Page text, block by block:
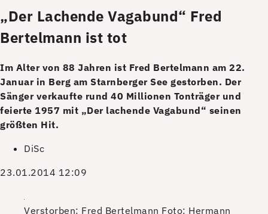
„Der Lachende Vagabund“ Fred
Bertelmann ist tot
Im Alter von 88 Jahren ist Fred Bertelmann am 22.
Januar in Berg am Starnberger See gestorben. Der
Sänger verkaufte rund 40 Millionen Tonträger und
feierte 1957 mit „Der lachende Vagabund“ seinen
größten Hit.
DiSc
23.01.2014 12:09
Verstorben: Fred Bertelmann Foto: Hermann